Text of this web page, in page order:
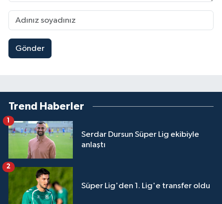
Gönder
Trend Haberler
Serdar Dursun Süper Lig ekibiyle
anlaştı
1
Süper Lig'den 1. Lig'e transfer oldu
2